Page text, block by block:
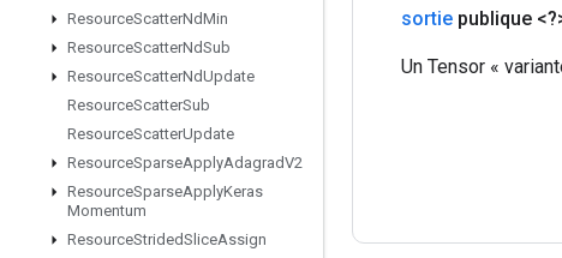
ResourceScatterNdMin
ResourceScatterNdSub
ResourceScatterNdUpdate
ResourceScatterSub
ResourceScatterUpdate
ResourceSparseApplyAdagradV2
ResourceSparseApplyKeras
Momentum
ResourceStridedSliceAssign
sortie publique
Un Tensor «